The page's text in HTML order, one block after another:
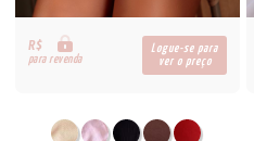
R$
para revenda
Logue-se para
ver o preço